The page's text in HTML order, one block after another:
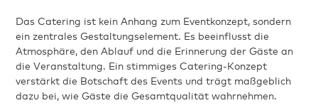
Das Catering ist kein Anhang zum Eventkonzept, sondern
ein zentrales Gestaltungselement. Es beeinflusst die
Atmosphäre, den Ablauf und die Erinnerung der Gäste an
die Veranstaltung. Ein stimmiges Catering-Konzept
verstärkt die Botschaft des Events und trägt maßgeblich
dazu bei, wie Gäste die Gesamtqualität wahrnehmen.